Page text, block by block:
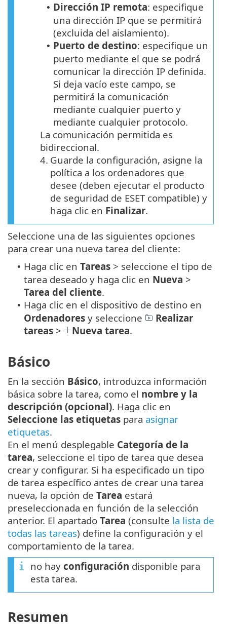
• Dirección IP remota: especifique
una dirección IP que se permitirá
(excluida del aislamiento).
• Puerto de destino: especifique un
puerto mediante el que se podrá
comunicar la dirección IP definida.
Si deja vacío este campo, se
permitirá la comunicación
mediante cualquier puerto y
mediante cualquier protocolo.
La comunicación permitida es
bidireccional.
4. Guarde la configuración, asigne la
política a los ordenadores que
desee (deben ejecutar el producto
de seguridad de ESET compatible) y
haga clic en Finalizar.
Seleccione una de las siguientes opciones
para crear una nueva tarea del cliente:
• Haga clic en Tareas > seleccione el tipo de
tarea deseado y haga clic en Nueva >
Tarea del cliente.
• Haga clic en el dispositivo de destino en
Ordenadores y seleccione
Realizar
tareas > Nueva tarea.
Básico
En la sección Básico, introduzca información
básica sobre la tarea, como el nombre y la
descripción (opcional). Haga clic en
Seleccione las etiquetas para asignar
etiquetas.
En el menú desplegable Categoría de la
tarea, seleccione el tipo de tarea que desea
crear y configurar. Si ha especificado un tipo
de tarea específico antes de crear una tarea
nueva, la opción de Tarea estará
preseleccionada en función de la selección
anterior. El apartado Tarea (consulte la lista de
todas las tareas) define la configuración y el
comportamiento de la tarea.
no hay configuración disponible para
esta tarea.
Resumen